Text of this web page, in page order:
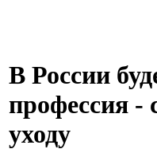
В России
профессия -
уходу